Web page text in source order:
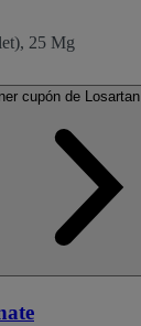
25 Mg